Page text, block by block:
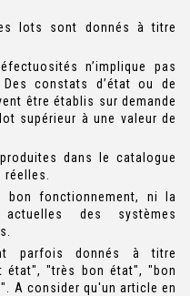
lots sont donnés à titre
n’implique pas
Des constats d’état ou de
être établis sur demande
supérieur à une valeur de
dans le catalogue
fonctionnement, ni la
des systèmes
parfois donnés à titre
état", "très bon état", "bon
A consider qu'un article en